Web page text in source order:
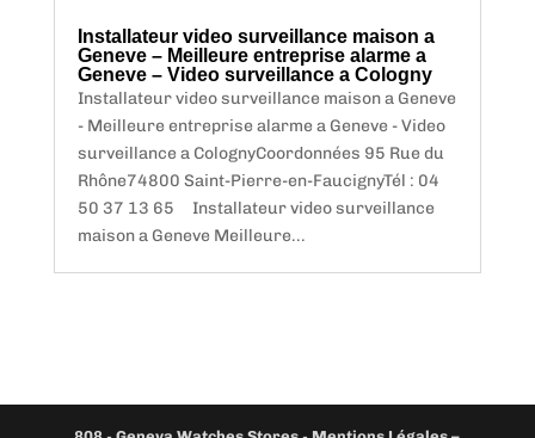
Installateur video surveillance maison a
Geneve – Meilleure entreprise alarme a
Geneve – Video surveillance a Cologny
Installateur video surveillance maison a Geneve
- Meilleure entreprise alarme a Geneve - Video
surveillance a ColognyCoordonnées 95 Rue du
Rhône74800 Saint-Pierre-en-FaucignyTél : 04
50 37 13 65 Installateur video surveillance
maison a Geneve Meilleure...